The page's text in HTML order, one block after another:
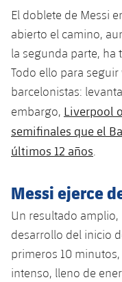
Palau Blaugrana
Barça Cafe
Ciutat Esportiva
La Masia
plusicon
más
Servicios
Accesibilidad
plusicon
más
Instalaciones
SUB10 A
SUB10 B
SUB9 A
SUB9 B
SUB8 A
SUB8 B
Jugadores
Fotos
Historia
Palmarés
Infantil A
Mini
Entradas
Resultados
Clasificaciones
Jugadores
Palmarés
Calendario
Resultados
Clasificaciones
Base
plusicon
más
Actualidad
Juvenil
Cadete A
Cadete B
Infantil B
PLUSICON
MÁS
Primer equipo
plusicon
más
Actualidad
Calendario
Entradas
Resultados
Clasificaciones
Barça Atlètic
plusicon
más
Actualidad
Calendario
Resultados
Jugadores
Base
Actualidad
Juvenil
Campus
PLUSICON
MÁS
Primer equipo
plusicon
más
El doblete de Messi
abierto el camino,
la segunda parte, ha
Todo ello para
barcelonistas:
embargo, Liverpool
semifinales que el
últimos 12 años
Messi ejerce
Un resultado
desarrollo del inicio
primeros 10
intenso, lleno de